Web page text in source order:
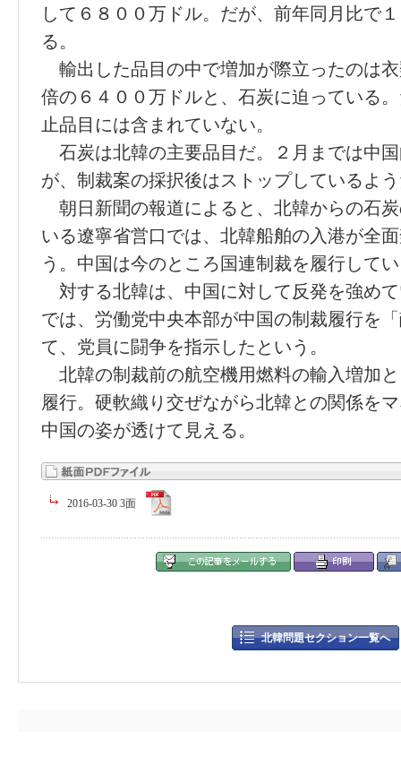
して６８００万ドル。だが、前年同月比で
る。
輸出した品目の中で増加が際立ったのは
倍の６４００万ドルと、石炭に迫っている
止品目には含まれていない。
石炭は北韓の主要品目だ。２月までは中
が、制裁案の採択後はストップしているよ
朝日新聞の報道によると、北韓からの石
いる遼寧省営口では、北韓船舶の入港が全
う。中国は今のところ国連制裁を履行して
対する北韓は、中国に対して反発を強め
では、労働党中央本部が中国の制裁履行を
て、党員に闘争を指示したという。
北韓の制裁前の航空機用燃料の輸入増加
履行。硬軟織り交ぜながら北韓との関係を
中国の姿が透けて見える。
2016-03-30 3面
北韓問題セクション一覧へ